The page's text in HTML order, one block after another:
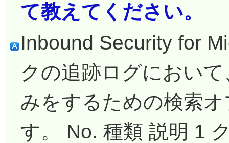
て教えてください。
Inbound Security for
クの追跡ログにおい
みをするための検索
す。 No. 種類 説明 1